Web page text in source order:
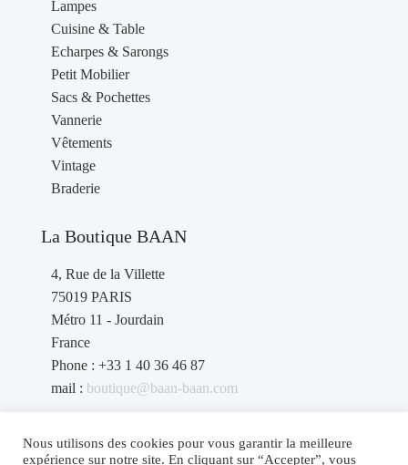
Lampes
Cuisine & Table
Echarpes & Sarongs
Petit Mobilier
Sacs & Pochettes
Vannerie
Vêtements
Vintage
Braderie
La Boutique BAAN
4, Rue de la Villette
75019 PARIS
Métro 11 - Jourdain
France
Phone : +33 1 40 36 46 87
mail : boutique@baan-baan.com
Nous utilisons des cookies pour vous garantir la meilleure
expérience sur notre site. En cliquant sur “Accepter”, vous